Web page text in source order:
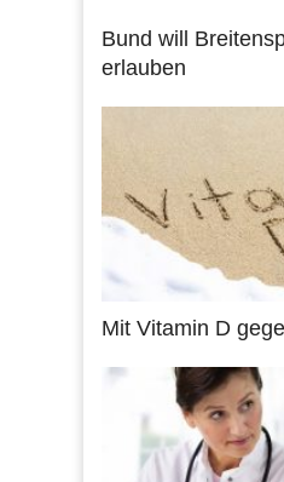
Bund will
erlauben
Mit Vitamin D